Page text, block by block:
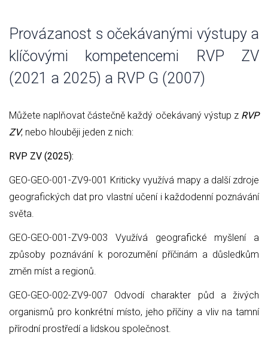
Provázanost s očekávanými výstupy a
klíčovými kompetencemi RVP ZV
(2021 a 2025) a RVP G (2007)
Můžete naplňovat částečně každý očekávaný výstup z RVP
ZV, nebo hlouběji jeden z nich:
RVP ZV (2025):
GEO-GEO-001-ZV9-001 Kriticky využívá mapy a další zdroje
geografických dat pro vlastní učení i každodenní poznávání
světa.
GEO-GEO-001-ZV9-003 Využívá geografické myšlení a
způsoby poznávání k porozumění příčinám a důsledkům
změn míst a regionů.
GEO-GEO-002-ZV9-007 Odvodí charakter půd a živých
organismů pro konkrétní místo, jeho příčiny a vliv na tamní
přírodní prostředí a lidskou společnost.